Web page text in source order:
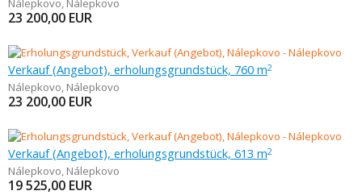
Nálepkovo, Nálepkovo
23 200,00 EUR
Verkauf (Angebot), erholungsgrundstück, 760 m2
Nálepkovo, Nálepkovo
23 200,00 EUR
Verkauf (Angebot), erholungsgrundstück, 613 m2
Nálepkovo, Nálepkovo
19 525,00 EUR